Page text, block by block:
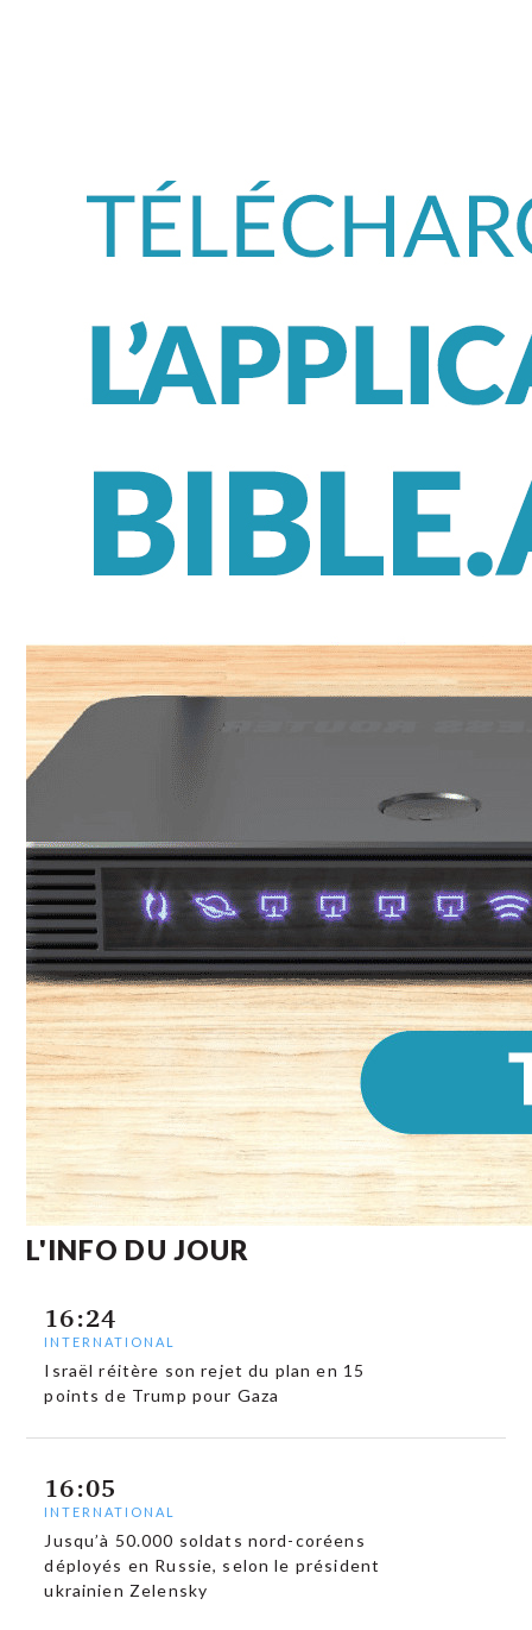
L'INFO DU JOUR
16:24
INTERNATIONAL
Israël réitère son rejet du plan en 15
points de Trump pour Gaza
16:05
INTERNATIONAL
Jusqu’à 50.000 soldats nord-coréens
déployés en Russie, selon le président
ukrainien Zelensky